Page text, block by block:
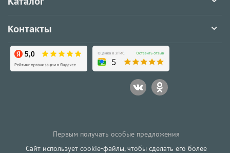
Контакты
Первым получать особые предложения
Сайт использует cookie-файлы, чтобы сделать его более